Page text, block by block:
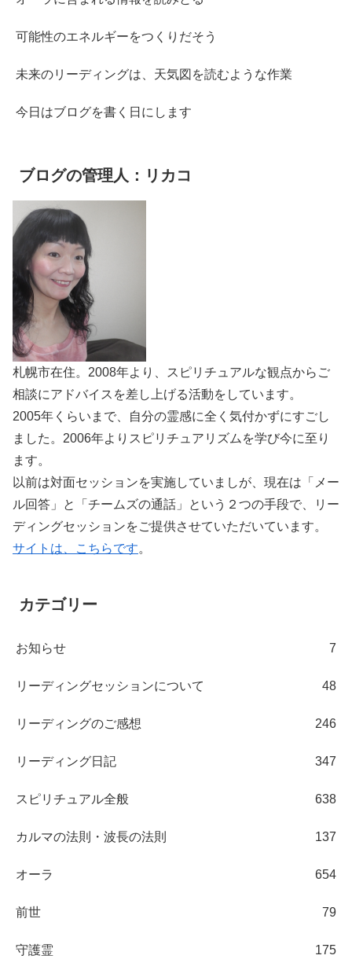
可能性のエネルギーをつくりだそう
未来のリーディングは、天気図を読むような作業
今日はブログを書く日にします
ブログの管理人：リカコ
札幌市在住。2008年より、スピリチュアルな観点からご
相談にアドバイスを差し上げる活動をしています。
2005年くらいまで、自分の霊感に全く気付かずにすごし
ました。2006年よりスピリチュアリズムを学び今に至り
ます。
以前は対面セッションを実施していましが、現在は「メー
ル回答」と「チームズの通話」という２つの手段で、リー
ディングセッションをご提供させていただいています。
サイトは、こちらです。
カテゴリー
お知らせ 7
リーディングセッションについて 48
リーディングのご感想 246
リーディング日記 347
スピリチュアル全般 638
カルマの法則・波長の法則 137
オーラ 654
前世 79
守護霊 175